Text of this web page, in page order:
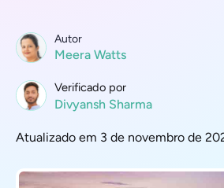
Autor
Meera Watts
Verificado por
Divyansh Sharma
Atualizado em 3 de novembro de